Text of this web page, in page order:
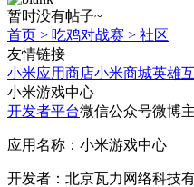
暂时没有帖子~
首页 > 吃鸡对战赛 > 社区
友情链接
小米应用商店小米商城英雄
小米游戏中心
开发者平台微信公众号微博
应用名称：小米游戏中心
开发者：北京瓦力网络科技